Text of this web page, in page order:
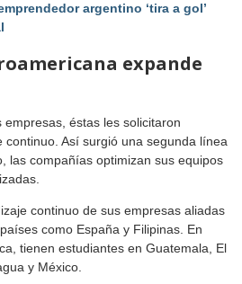
argentino ‘tira a gol’
expande
éstas les solicitaron
continuo. Así surgió una segunda línea
las compañías optimizan sus equipos
continuo de sus empresas aliadas
como España y Filipinas. En
tienen estudiantes en Guatemala, El
y México.